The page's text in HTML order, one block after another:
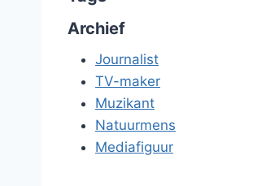
Archief
Journalist
TV-maker
Muzikant
Natuurmens
Mediafiguur